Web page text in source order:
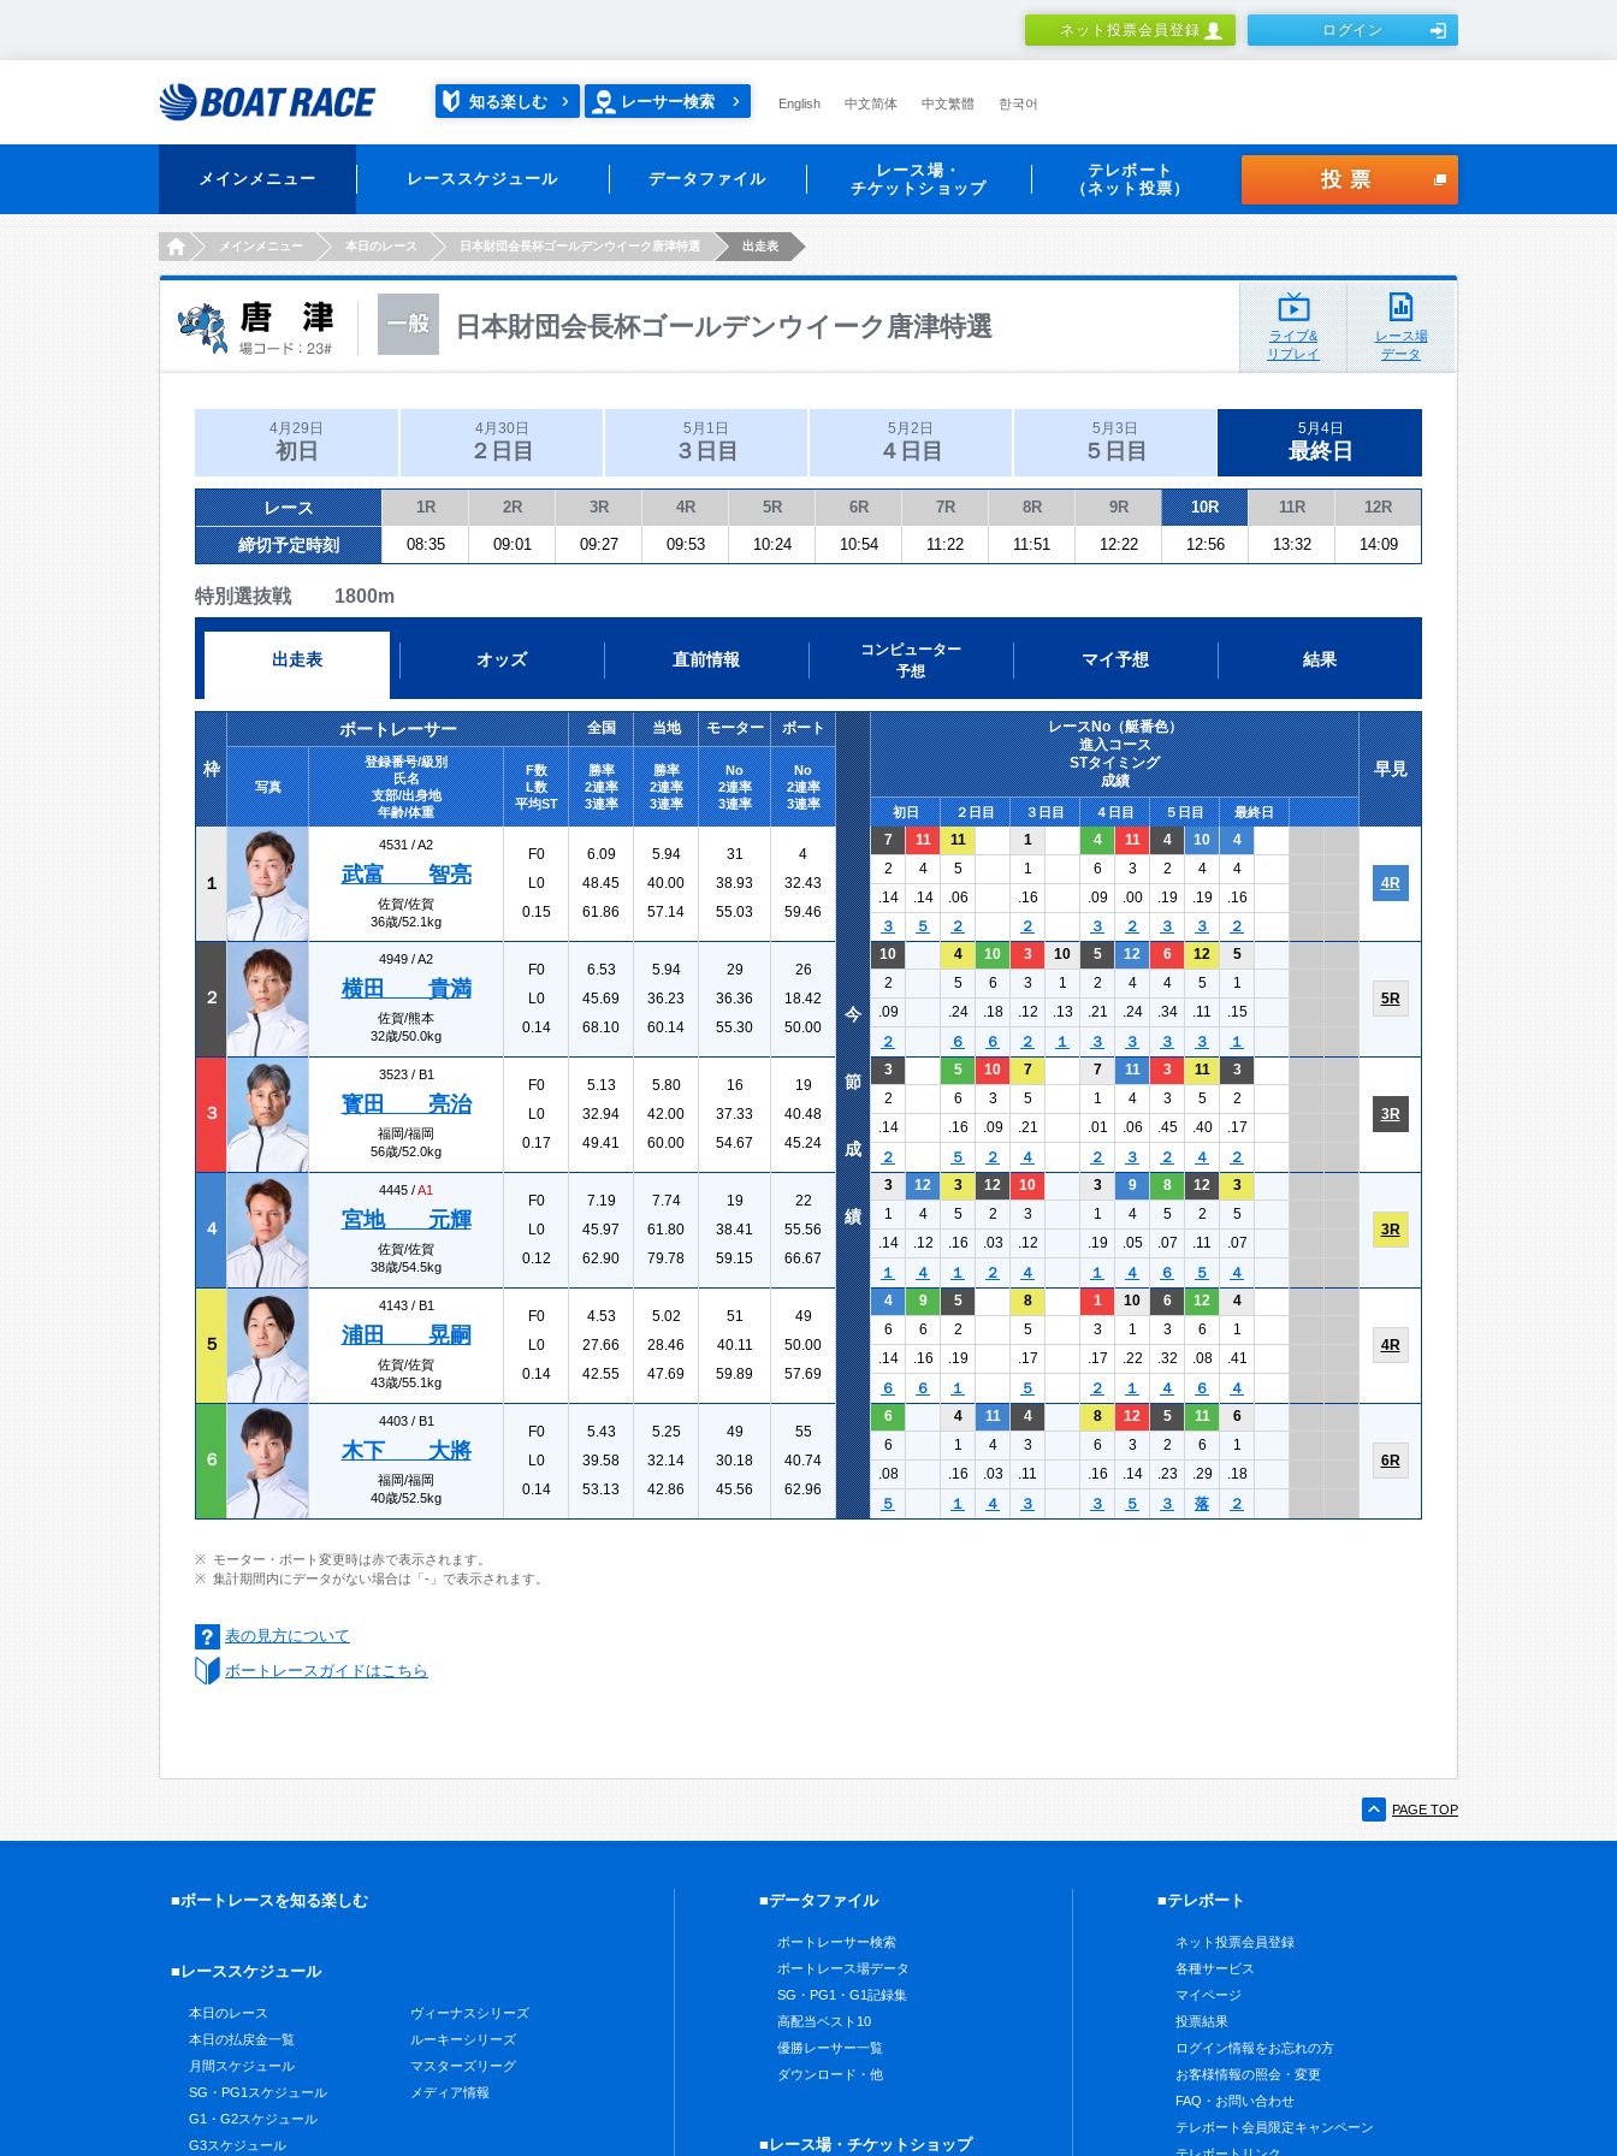
ネット投票会員登録 ログイン
知る楽しむ レーサー検索 English 中文简体 中文繁體 한국어
メインメニュー レーススケジュール データファイル
レース場・
チケットショップ
テレボート
（ネット投票）
投票
HOMEメインメニュー 本日のレース 日本財団会長杯ゴールデンウイーク唐津特選 出走表
日本財団会長杯ゴールデンウイーク唐津特選
ライブ&
リプレイ
レース場
データ
4月29日
初日
4月30日
２日目
5月1日
３日目
5月2日
４日目
5月3日
５日目
5月4日
最終日
レース 1R 2R 3R 4R 5R 6R 7R 8R 9R 10R 11R 12R
締切予定時刻 08:35 09:01 09:27 09:53 10:24 10:54 11:22 11:51 12:22 12:56 13:32 14:09
特別選抜戦 1800m
出走表 オッズ 直前情報
コンピューター
予想
マイ予想 結果
枠
ボートレーサー 全国 当地 モーター ボート
レースNo（艇番色）
進入コース
STタイミング
成績
早見
写真
登録番号/級別
氏名
支部/出身地
年齢/体重
F数
L数
平均ST
勝率
2連率
3連率
勝率
2連率
3連率
No
2連率
3連率
No
2連率
3連率
初日 ２日目 ３日目 ４日目 ５日目 最終日
１
4531 /A2
武富 智亮
佐賀/佐賀
36歳/52.1kg
F0
L0
0.15
6.09
48.45
61.86
5.94
40.00
57.14
31
38.93
55.03
4
32.43
59.46
7 11 11 1 4 11 4 10 4
4R
2 4 5 1 6 3 2 4
4
.14
.14 .06 .16 .09 .00 .19 .19
.16
３
５ ２ ２ ３ ２ ３ ３ ２
２
4949 /A2
横田 貴満
佐賀/熊本
32歳/50.0kg
F0
L0
0.14
6.53
45.69
68.10
5.94
36.23
60.14
29
36.36
55.30
26
18.42
50.00
10 4 10 3 10 5 12 6 12 5
5R
2 5 6 3 1 2 4 4 5
1
.09
.24 .18 .12 .13 .21 .24 .34 .11
.15
２
６ ６ ２ １ ３ ３ ３ ３ １
３
3523 / B1
寳田 亮治
福岡/福岡
56歳/52.0kg
F0
L0
0.17
5.13
32.94
49.41
5.80
42.00
60.00
16
37.33
54.67
19
40.48
45.24
3 5 10 7 7 11 3 11 3
3R
2 6 3 5 1 4 3 5
2
.14
.16 .09 .21 .01 .06 .45 .40
.17
２
５ ２ ４ ２ ３ ２ ４ ２
４
4445 /A1
宮地 元輝
佐賀/佐賀
38歳/54.5kg
F0
L0
0.12
7.19
45.97
62.90
7.74
61.80
79.78
19
38.41
59.15
22
55.56
66.67
3 12 3 12 10 3 9 8 12 3
3R
1 4 5 2 3 1 4 5 2
5
.14
.12 .16 .03 .12 .19 .05 .07 .11
.07
１
４ １ ２ ４ １ ４ ６ ５ ４
５
4143 / B1
浦田 晃嗣
佐賀/佐賀
43歳/55.1kg
F0
L0
0.14
4.53
27.66
42.55
5.02
28.46
47.69
51
40.11
59.89
49
50.00
57.69
4 9 5 8 1 10 6 12 4
4R
6 6 2 5 3 1 3 6
1
.14
.16 .19 .17 .17 .22 .32 .08
.41
６
６ １ ５ ２ １ ４ ６ ４
６
4403 / B1
木下 大將
福岡/福岡
40歳/52.5kg
F0
L0
0.14
5.43
39.58
53.13
5.25
32.14
42.86
49
30.18
45.56
55
40.74
62.96
6 4 11 4 8 12 5 11 6
6R
6 1 4 3 6 3 2 6
1
.08
.16 .03 .11 .16 .14 .23 .29
.18
５
１ ４ ３ ３ ５ ３ 落 ２
今
節
成
績
モーター・ボート変更時は赤で表示されます。
集計期間内にデータがない場合は「-」で表示されます。
表の見方について
ボートレースガイドはこちら
PAGE TOP
■ボートレースを知る楽しむ
■レーススケジュール
本日のレース
本日の払戻金一覧
月間スケジュール
SG・PG1スケジュール
G1・G2スケジュール
G3スケジュール
ヴィーナスシリーズ
ルーキーシリーズ
マスターズリーグ
メディア情報
■データファイル
ボートレーサー検索
ボートレース場データ
SG・PG1・G1記録集
高配当ベスト10
優勝レーサー一覧
ダウンロード・他
■レース場・チケットショップ
■テレボート
ネット投票会員登録
各種サービス
マイページ
投票結果
ログイン情報をお忘れの方
お客様情報の照会・変更
FAQ・お問い合わせ
テレボート会員限定キャンペーン